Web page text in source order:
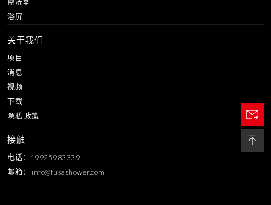
盥洗室
浴屏
关于我们
项目
消息
视频
下载
隐私 政策
接触
电话：19925983339
邮箱： info@fusashower.com